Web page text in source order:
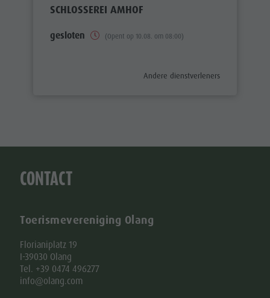
SCHLOSSEREI AMHOF
gesloten (Opent op 10.08. om 08:00)
aria.poi_category_prefix
Andere dienstverleners
CONTACT
Toerismevereniging Olang
Florianiplatz 19
I-39030 Olang
Tel. +39 0474 496277
info@olang.com